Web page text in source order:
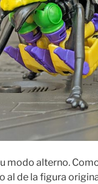
modo alterno.
al de la figura